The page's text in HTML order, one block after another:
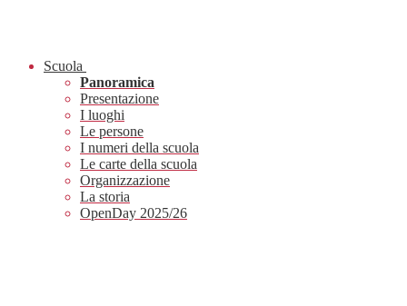
Scuola
Panoramica
Presentazione
I luoghi
Le persone
I numeri della scuola
Le carte della scuola
Organizzazione
La storia
OpenDay 2025/26